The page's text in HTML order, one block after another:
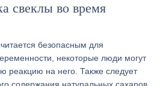
свеклы во время
безопасным для
некоторые люди могут
реакцию на него. Также следует